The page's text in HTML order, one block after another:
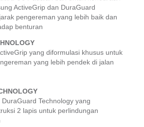
ActiveGrip dan DuraGuard
pengereman yang lebih baik dan
benturan
yang diformulasi khusus untuk
yang lebih pendek di jalan
DuraGuard Technology yang
2 lapis untuk perlindungan